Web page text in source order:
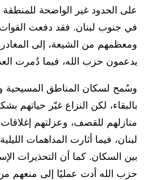
على الحدود غير الواضحة للمنطقة
في جنوب لبنان. فقد دفعت القوات
ومعظمهم من الشيعة، إلى
يدعمون حزب الله، فيما دُمرت
وسُمح لسكان المناطق المسيحية
بالبقاء، لكن النزاع غيّر
منازلهم للقصف، وعزلتهم
لبنان، فيما أثارت المداهمات
بين السكان. كما أن التحذيرات
حزب الله أدت عمليًا إلى منعهم